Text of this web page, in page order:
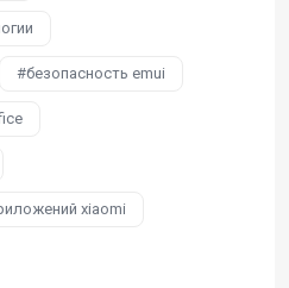
безопасность emui
xiaomi